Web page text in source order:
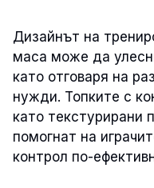
Дизайнът на
маса може да
като отговаря на
нужди. Топките с
като текстурирани
помогнат на
контрол по-